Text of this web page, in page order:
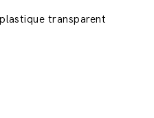
transparent